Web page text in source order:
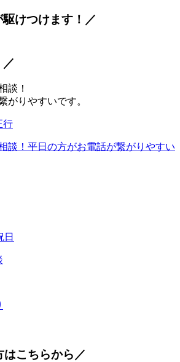
駆けつけます！／
談！
がりやすいです。
談！平日の方がお電話が繋がりやすい
日
はこちらから／